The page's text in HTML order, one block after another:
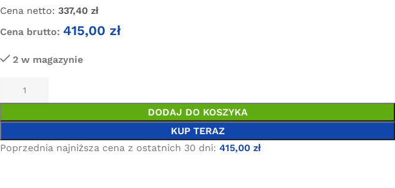
Cena netto: 337,40 zł
Cena brutto: 415,00 zł
2 w magazynie
DODAJ DO KOSZYKA
KUP TERAZ
Poprzednia najniższa cena z ostatnich 30 dni: 415,00 zł